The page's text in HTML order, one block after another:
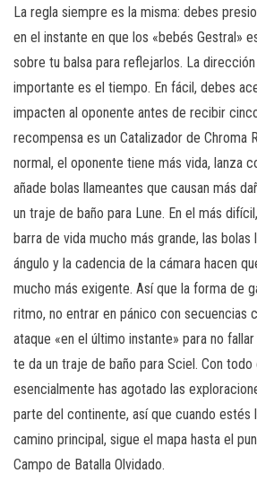
La regla siempre es la misma: debes
en el instante en que los «bebés Gestral»
sobre tu balsa para reflejarlos. La
importante es el tiempo. En fácil, debes
impacten al oponente antes de recibir
recompensa es un Catalizador de Chroma
normal, el oponente tiene más vida, lanza
añade bolas llameantes que causan más
un traje de baño para Lune. En el más
barra de vida mucho más grande, las bolas
ángulo y la cadencia de la cámara hacen
mucho más exigente. Así que la forma de
ritmo, no entrar en pánico con secuencias
ataque «en el último instante» para no
te da un traje de baño para Sciel. Con
esencialmente has agotado las
parte del continente, así que cuando estés
camino principal, sigue el mapa hasta el
Campo de Batalla Olvidado.